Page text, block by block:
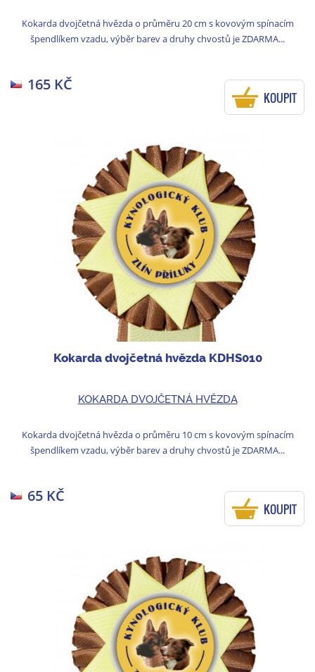
Kokarda dvojčetná hvězda o průměru 20 cm s kovovým spínacím
špendlíkem vzadu, výběr barev a druhy chvostů je ZDARMA...
165 KČ
KOUPIT
Kokarda dvojčetná hvězda KDHS010
KOKARDA DVOJČETNÁ HVĚZDA
Kokarda dvojčetná hvězda o průměru 10 cm s kovovým spínacím
špendlíkem vzadu, výběr barev a druhy chvostů je ZDARMA...
65 KČ
KOUPIT